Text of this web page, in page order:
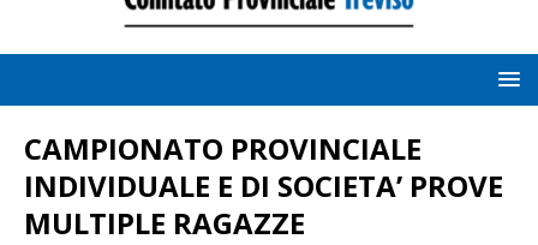
CAMPIONATO PROVINCIALE
INDIVIDUALE E DI SOCIETA’ PROVE
MULTIPLE RAGAZZE